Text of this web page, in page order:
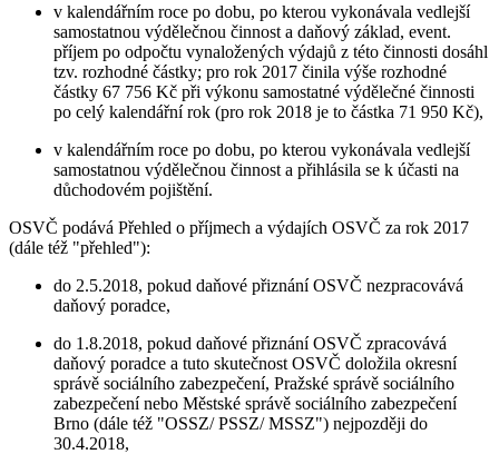
v kalendářním roce po dobu, po kterou vykonávala vedlejší
samostatnou výdělečnou činnost a daňový základ, event.
příjem po odpočtu vynaložených výdajů z této činnosti dosáhl
tzv. rozhodné částky; pro rok 2017 činila výše rozhodné
částky 67 756 Kč při výkonu samostatné výdělečné činnosti
po celý kalendářní rok (pro rok 2018 je to částka 71 950 Kč),
v kalendářním roce po dobu, po kterou vykonávala vedlejší
samostatnou výdělečnou činnost a přihlásila se k účasti na
důchodovém pojištění.
OSVČ podává Přehled o příjmech a výdajích OSVČ za rok 2017
(dále též "přehled"):
do 2.5.2018, pokud daňové přiznání OSVČ nezpracovává
daňový poradce,
do 1.8.2018, pokud daňové přiznání OSVČ zpracovává
daňový poradce a tuto skutečnost OSVČ doložila okresní
správě sociálního zabezpečení, Pražské správě sociálního
zabezpečení nebo Městské správě sociálního zabezpečení
Brno (dále též "OSSZ/ PSSZ/ MSSZ") nejpozději do
30.4.2018,